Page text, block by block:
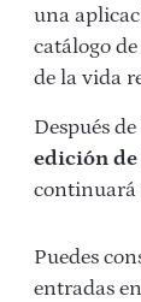
una
catálogo
de la vida
Después
edición de
continuará
Puedes
entradas en